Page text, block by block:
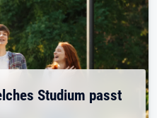
Studium passt